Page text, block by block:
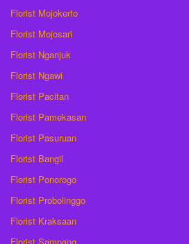
Florist Mojokerto
Florist Mojosari
Florist Nganjuk
Florist Ngawi
Florist Pacitan
Florist Pamekasan
Florist Pasuruan
Florist Bangil
Florist Ponorogo
Florist Probolinggo
Florist Kraksaan